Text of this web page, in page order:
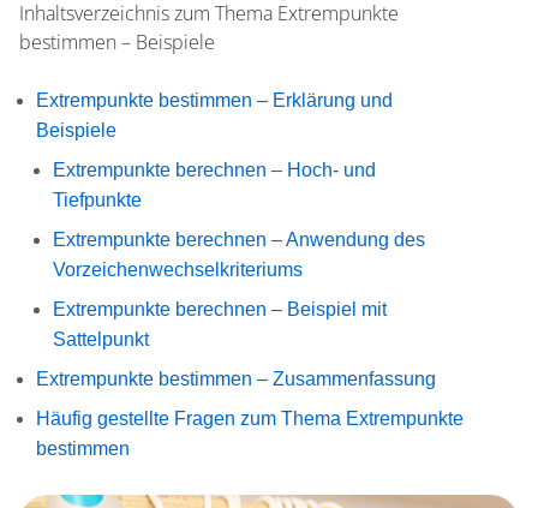
Inhaltsverzeichnis zum Thema Extrempunkte
bestimmen – Beispiele
Extrempunkte bestimmen – Erklärung und
Beispiele
Extrempunkte berechnen – Hoch- und
Tiefpunkte
Extrempunkte berechnen – Anwendung des
Vorzeichenwechselkriteriums
Extrempunkte berechnen – Beispiel mit
Sattelpunkt
Extrempunkte bestimmen – Zusammenfassung
Häufig gestellte Fragen zum Thema Extrempunkte
bestimmen